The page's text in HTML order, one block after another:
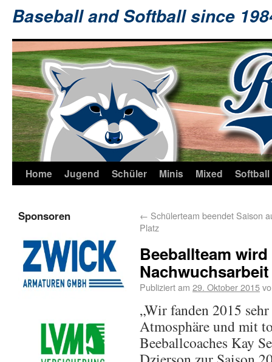
Baseball and Softball since
Home Jugend Schüler Minis Mixed Softball
← Schülerteam beendet Saison
Platz
Beeballteam
Nachwuchsarbeit
Publiziert am 29. Oktober 2015
„Wir fanden 2015
Atmosphäre und mit
Beeballcoaches Kay
Sponsoren